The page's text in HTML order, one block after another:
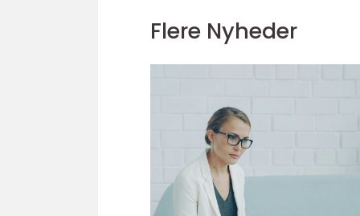
Flere Nyheder